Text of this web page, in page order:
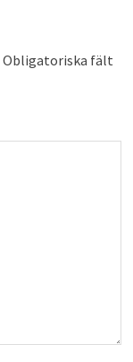
Obligatoriska fält